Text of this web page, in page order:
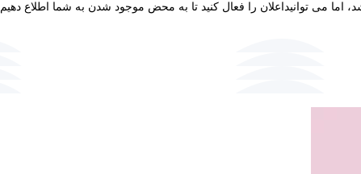
می توانیداعلان را فعال کنید تا به محض موجود شدن به شما اطلاع دهیم